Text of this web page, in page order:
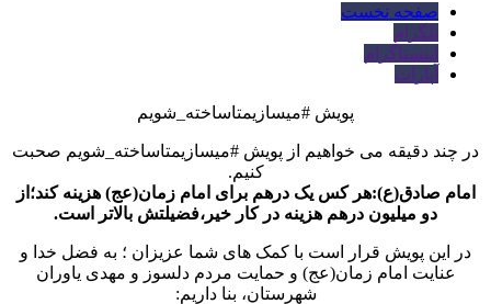
صفحه نخست
تلگرام
اینستاگرام
آپارات
پویش #میسازیمتاساخته_شویم
در چند دقیقه می خواهیم از پویش #میسازیمتاساخته_شویم صحبت
کنیم.
امام صادق(ع):هر کس یک درهم برای امام زمان(عج) هزینه کند؛از
دو میلیون درهم هزینه در کار خیر،فضیلتش بالاتر است.
در این پویش قرار است با کمک های شما عزیزان ؛ به فضل خدا و
عنایت امام زمان(عج) و حمایت مردم دلسوز و مهدی یاوران
شهرستان، بنا داریم: